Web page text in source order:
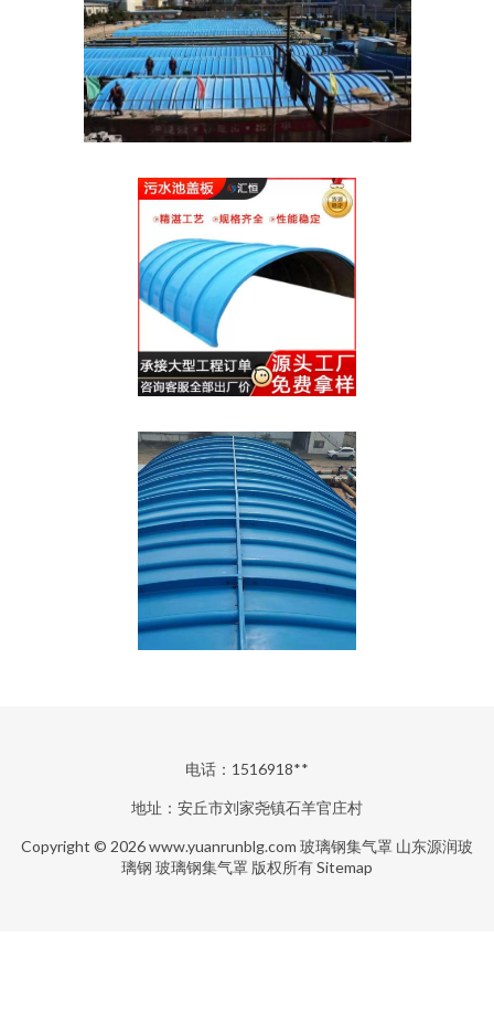
电话：1516918**
地址：安丘市刘家尧镇石羊官庄村
Copyright © 2026www.yuanrunblg.com 玻璃钢集气罩 山东源润玻
璃钢 玻璃钢集气罩 版权所有Sitemap